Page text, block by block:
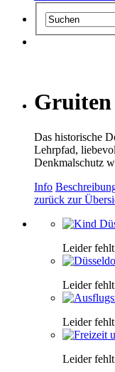
Gruiten
Das historische
Lehrpfad,
Denkmalschutz
Info
zurück zur
Leider
Leider
Leider
Leider